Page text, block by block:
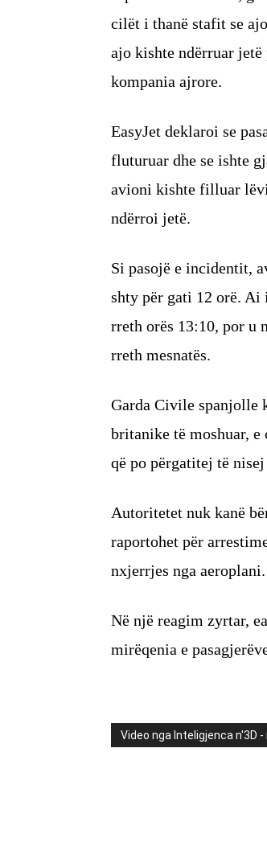
cilët i thanë stafit se
ajo kishte ndërruar jetë
kompania ajrore.
EasyJet deklaroi se
fluturuar dhe se ishte
avioni kishte filluar
ndërroi jetë.
Si pasojë e incidentit,
shty për gati 12 orë. Ai
rreth orës 13:10, por u
rreth mesnatës.
Garda Civile spanjolle
britanike të moshuar,
që po përgatitej të
Autoritetet nuk kanë
raportohet për
nxjerrjes nga aeroplani.
Në një reagim zyrtar,
mirëqenia e
Video nga Inteligjenca n'3D